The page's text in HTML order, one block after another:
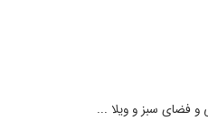
و فضای سبز و ويلا ...